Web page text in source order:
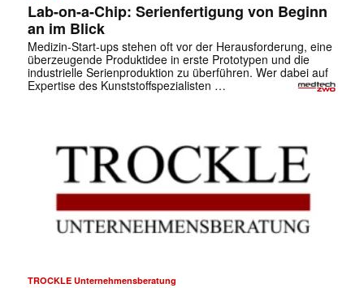
Lab-on-a-Chip: Serienfertigung von Beginn
an im Blick
Medizin-Start-ups stehen oft vor der Herausforderung, eine
überzeugende Produktidee in erste Prototypen und die
industrielle Serienproduktion zu überführen. Wer dabei auf
Expertise des Kunststoffspezialisten …
TROCKLE Unternehmensberatung